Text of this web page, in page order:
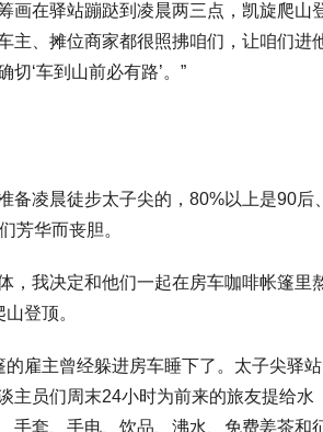
画在驿站蹦跶到凌晨两三点，凯旋爬山
主、摊位商家都很照拂咱们，让咱们进
‘车到山前必有路’。”
备凌晨徒步太子尖的，80%以上是90后
芳华而丧胆。
，我决定和他们一起在房车咖啡帐篷里
登顶。
雇主曾经躲进房车睡下了。太子尖驿站
主员们周末24小时为前来的旅友提给水
手套、手电、饮品、沸水、免费姜茶和